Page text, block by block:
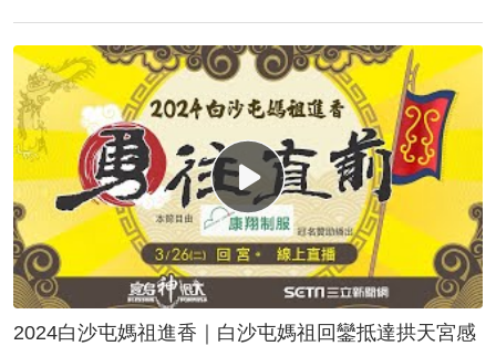
2024白沙屯媽祖進香｜白沙屯媽祖回鑾抵達拱天宮感